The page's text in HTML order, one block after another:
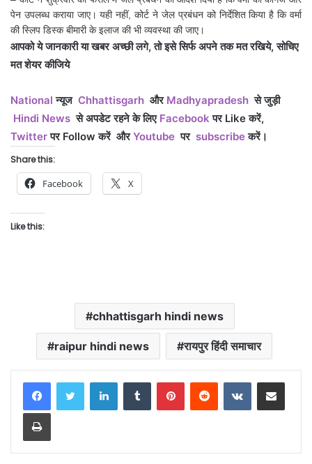
पेन उपलब्ध कराया जाए। यही नहीं, कोर्ट ने जेल प्रबंधन को निर्देशित किया है कि वर्मा
की स्लिप डिस्क बीमारी के इलाज की भी व्यवस्था की जाए।
आपको ये जानकारी या खबर अच्छी लगे, तो इसे सिर्फ अपने तक मत रखिये, सोचिए
मत शेयर कीजिये
National न्यूज Chhattisgarh और Madhyapradesh से जुड़ी
Hindi News से अपडेट रहने के लिए Facebook पर Likeकरें,
Twitter पर Followकरें औरYoutube पर subscribe करें।
Share this:
Facebook X
Like this:
chhattisgarh hindi news
raipur hindi news रायपुर हिंदी समाचार